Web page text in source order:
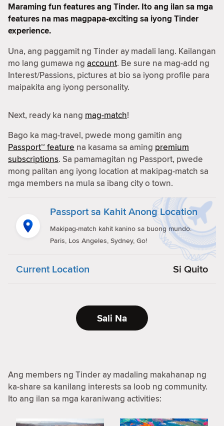
Maraming fun features ang Tinder. Ito ang ilan sa mga
features na mas magpapa-exciting sa iyong Tinder
experience.
Una, ang paggamit ng Tinder ay madali lang. Kailangan
mo lang gumawa ng account. Be sure na mag-add ng
Interest/Passions, pictures at bio sa iyong profile para
maipakita ang iyong personality.
Next, ready ka nang mag-match!
Bago ka mag-travel, pwede mong gamitin ang
Passport™ feature na kasama sa aming premium
subscriptions. Sa pamamagitan ng Passport, pwede
mong palitan ang iyong location at makipag-match sa
mga members na mula sa ibang city o town.
Passport sa Kahit Anong Location
Makipag-match kahit kanino sa buong mundo.
Paris, Los Angeles, Sydney, Go!
Current Location Si Quito
Sali Na
Ang members ng Tinder ay madaling makahanap ng
ka-share sa kanilang interests sa loob ng community.
Ito ang ilan sa mga karaniwang activities: